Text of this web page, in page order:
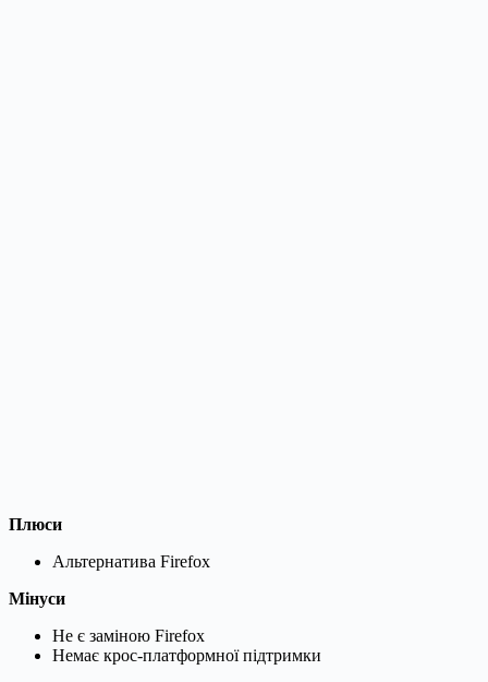
Плюси
Альтернатива Firefox
Мінуси
Не є заміною Firefox
Немає крос-платформної підтримки